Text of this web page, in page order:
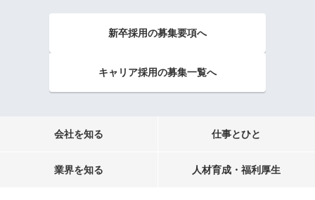
新卒採用の募集要項へ
キャリア採用の募集一覧へ
会社を知る 仕事とひと
人材育成・福利厚生
業界を知る